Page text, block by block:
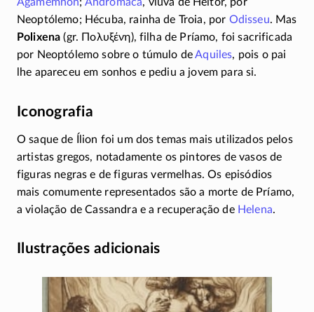
Agamêmnon; Andrômaca, viúva de Heitor, por
Neoptólemo; Hécuba, rainha de Troia, por Odisseu. Mas
Polixena (gr. Πολυξένη), filha de Príamo, foi sacrificada
por Neoptólemo sobre o túmulo deAquiles, pois o pai
lhe apareceu em sonhos e pediu a jovem para si.
Iconografia
O saque de Ílion foi um dos temas mais utilizados pelos
artistas gregos, notadamente os pintores de vasos de
figuras negras e de figuras vermelhas. Os episódios
mais comumente representados são a morte de Príamo,
a violação de Cassandra e a recuperação de Helena.
Ilustrações adicionais